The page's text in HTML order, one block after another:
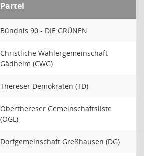
Partei
Bündnis 90 - DIE GRÜNEN
Christliche Wählergemeinschaft
Gädheim (CWG)
Thereser Demokraten (TD)
Oberthereser Gemeinschaftsliste
(OGL)
Dorfgemeinschaft Greßhausen (DG)